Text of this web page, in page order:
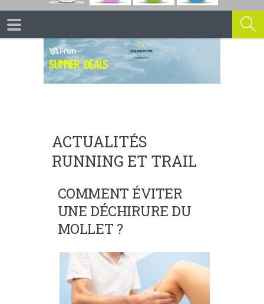
ACTUALITÉS
RUNNING ET TRAIL
COMMENT ÉVITER
UNE DÉCHIRURE DU
MOLLET ?